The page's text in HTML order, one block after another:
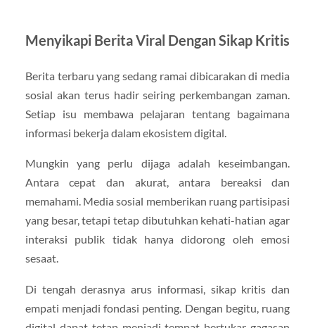
Menyikapi Berita Viral Dengan Sikap Kritis
Berita terbaru yang sedang ramai dibicarakan di media
sosial akan terus hadir seiring perkembangan zaman.
Setiap isu membawa pelajaran tentang bagaimana
informasi bekerja dalam ekosistem digital.
Mungkin yang perlu dijaga adalah keseimbangan.
Antara cepat dan akurat, antara bereaksi dan
memahami. Media sosial memberikan ruang partisipasi
yang besar, tetapi tetap dibutuhkan kehati-hatian agar
interaksi publik tidak hanya didorong oleh emosi
sesaat.
Di tengah derasnya arus informasi, sikap kritis dan
empati menjadi fondasi penting. Dengan begitu, ruang